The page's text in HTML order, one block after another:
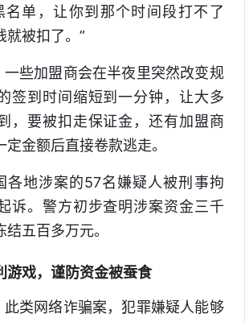
名单，让你到那个时间段打不了
就被扣了。”
一些加盟商会在半夜里突然改变规
签到时间缩短到一分钟，让大多
，要被扣走保证金，还有加盟商
金额后直接卷款逃走。
各地涉案的57名嫌疑人被刑事拘
诉。警方初步查明涉案资金三千
五百多万元。
游戏，谨防资金被蚕食
此类网络诈骗案，犯罪嫌疑人能够